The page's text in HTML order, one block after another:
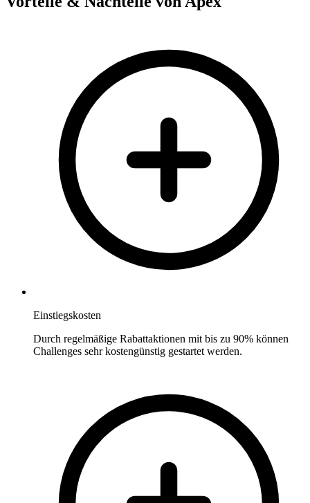
Einstiegskosten
Durch regelmäßige Rabattaktionen mit bis zu 90% können
Challenges sehr kostengünstig gestartet werden.